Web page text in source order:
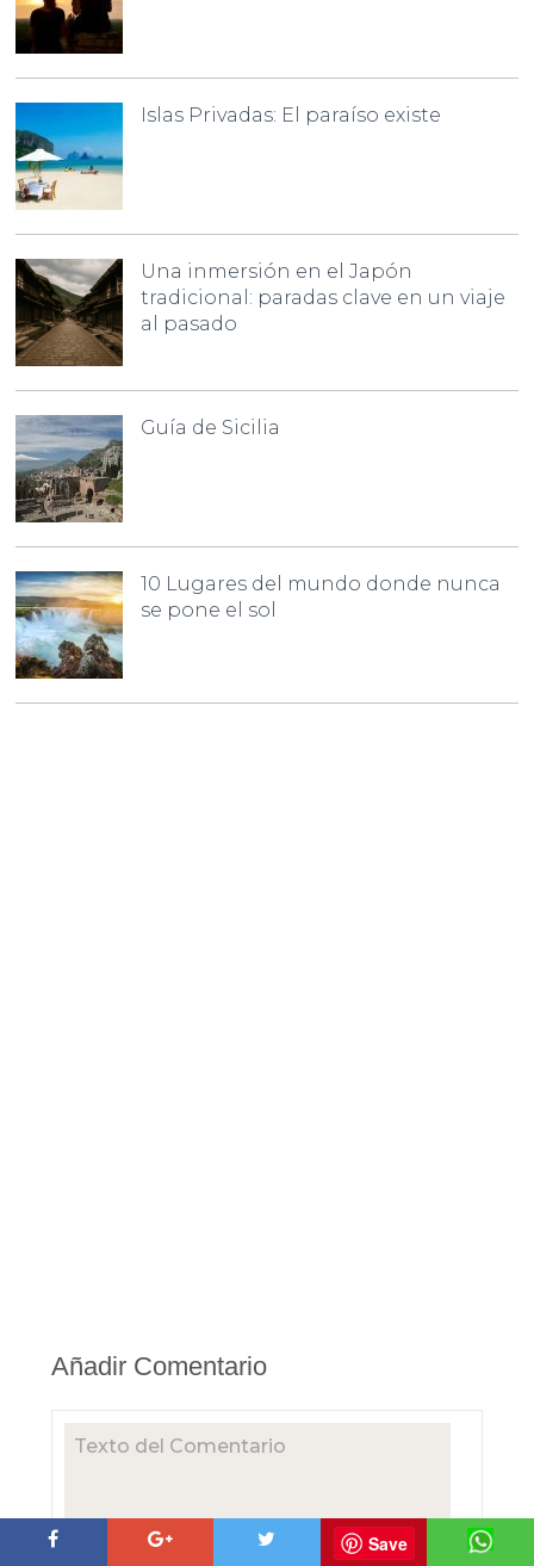
Islas Privadas: El paraíso existe
Una inmersión en el Japón
tradicional: paradas clave en un viaje
al pasado
Guía de Sicilia
10 Lugares del mundo donde nunca
se pone el sol
Añadir Comentario
Save